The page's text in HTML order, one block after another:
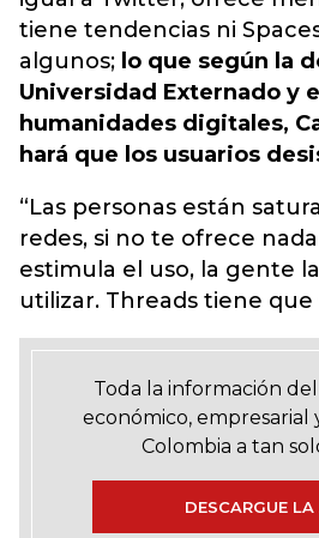
tiene tendencias ni
algunos; lo que según la
Universidad Externado y
humanidades digitales,
hará que los usuarios
“Las personas están
redes, si no te ofrece
estimula el uso, la gente
utilizar. Threads tiene que
Toda la información
económico, empresarial
Colombia a tan
DESCARGUE LA